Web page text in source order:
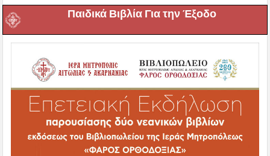
Παιδικά Βιβλία Για την Έξοδο